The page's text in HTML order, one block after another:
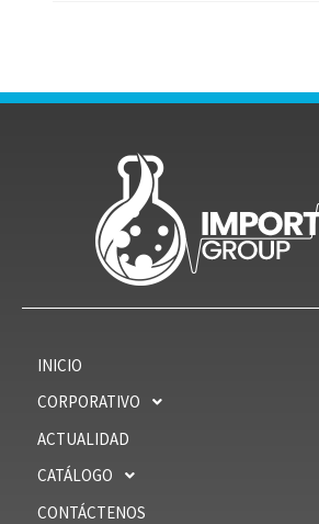
INICIO
CORPORATIVO
ACTUALIDAD
CATÁLOGO
CONTÁCTENOS